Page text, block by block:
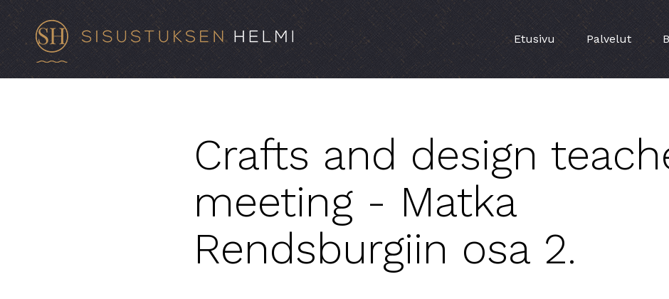
Etusivu Palvelut
Crafts and design
meeting - Matka
Rendsburgiin osa 2.